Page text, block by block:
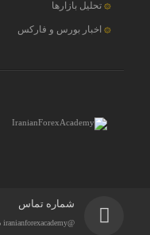
تحلیل بازارها
اخبار بورس و فارکس
شماره تماس
@iranianforexacademy در تلگرام